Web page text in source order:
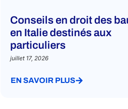
Conseils en droit des
en Italie destinés aux
particuliers
juillet 17, 2026
EN SAVOIR PLUS